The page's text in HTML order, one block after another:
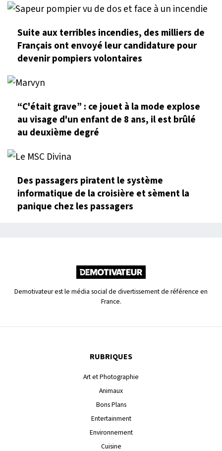
Suite aux terribles incendies, des milliers de
Français ont envoyé leur candidature pour
devenir pompiers volontaires
“C'était grave” : ce jouet à la mode explose
au visage d'un enfant de 8 ans, il est brûlé
au deuxième degré
Des passagers piratent le système
informatique de la croisière et sèment la
panique chez les passagers
Demotivateur est le média social de divertissement de référence en
France.
RUBRIQUES
Art et Photographie
Animaux
Bons Plans
Entertainment
Environnement
Cuisine